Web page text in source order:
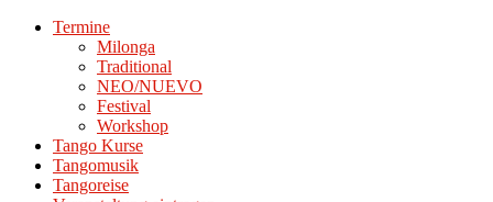
Termine
Milonga
Traditional
NEO/NUEVO
Festival
Workshop
Tango Kurse
Tangomusik
Tangoreise